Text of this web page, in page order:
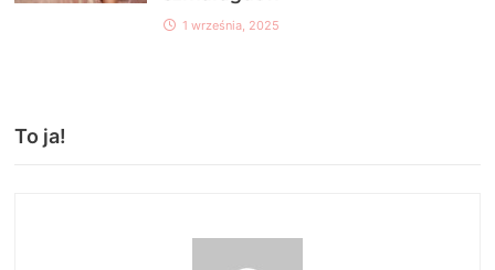
1 września, 2025
To ja!